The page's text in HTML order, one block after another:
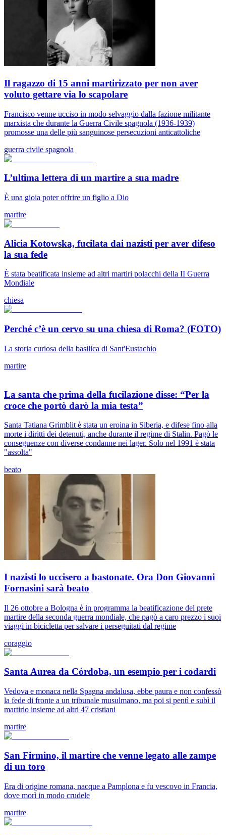
Il ragazzo di 15 anni martirizzato per non aver
voluto gettare via lo scapolare
Francisco venne ucciso in modo selvaggio dalla fazione militante
marxista che durante la Guerra Civile spagnola (1936-1939)
promosse una delle più sanguinose persecuzioni anticattoliche
guerra civile spagnola
L’ultima lettera di un martire a sua madre
È una gioia poter offrire un figlio a Dio
martire
Alicia Kotowska, fucilata dai nazisti per aver difeso
la sua fede
È stata beatificata insieme ad altri martiri polacchi della II Guerra
Mondiale
chiesa
Perché c’è un cervo su una chiesa di Roma? (FOTO)
La storia curiosa della basilica di Sant'Eustachio
martire
La santa che prima della fucilazione disse: “Per la
croce che portò darò la mia testa”
Santa Tatiana Grimblit è stata un eroina in Siberia, e difese fino alla
morte i diritti dei detenuti, anche durante il regime di Stalin. Pagò le
conseguenze con diverse condanne nei lager. Solo nel 1991 è stata
"assolta"
beato
I nazisti lo uccisero a bastonate. Ora Don Giovanni
Fornasini sarà beato
Il 26 ottobre a Bologna è in programma la beatificazione del prete
martire della seconda guerra mondiale, che pagò a caro prezzo i suoi
viaggi in bicicletta per salvare i perseguitati dal regime
coraggio
Santa Aurea da Córdoba, un esempio per i codardi
Vedova e monaca nella Spagna andalusa, ebbe paura e non confessò
la fede di fronte a un tribunale musulmano, ma poi si pentì e subì il
martirio insieme ad altri 47 cristiani
martire
San Firmino, il martire che venne legato alle zampe
di un toro
Era di origine romana, nacque a Pamplona e fu vescovo in Francia,
dove morì in modo crudele
martire